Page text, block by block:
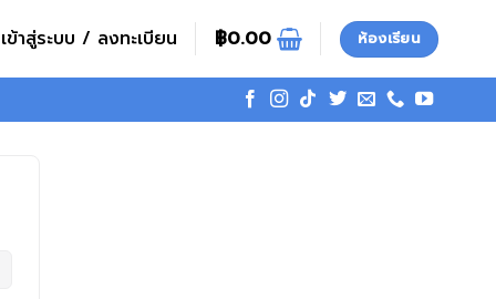
เข้าสู่ระบบ / ลงทะเบียน ฿0.00 ห้องเรียน